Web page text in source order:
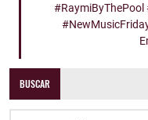
#RaymiByThePool
BUSCAR